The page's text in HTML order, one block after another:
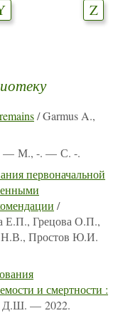
Z
/ Garmus A.,
— М., -. — С. -.
первоначальной
/
Е.П., Грецова О.П.,
Н.В., Простов Ю.И.
и смертности :
Д.Ш. — 2022.